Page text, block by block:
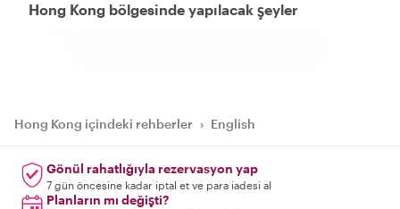
Hong Kong bölgesinde yapılacak şeyler
Hong Kong içindeki rehberler › English
Gönül rahatlığıyla rezervasyon yap
7 gün öncesine kadar iptal et ve para iadesi al
Planların mı değişti?